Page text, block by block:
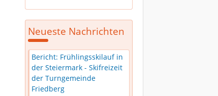
Neueste Nachrichten
Bericht: Frühlingsskilauf in
der Steiermark - Skifreizeit
der Turngemeinde
Friedberg